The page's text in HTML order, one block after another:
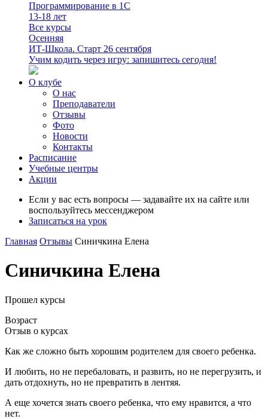
Программирование в 1С
13-18 лет
Все курсы
Осенняя
ИТ-Школа. Старт 26 сентября
Учим кодить через игру: запишитесь сегодня!
О клубе
О нас
Преподаватели
Отзывы
Фото
Новости
Контакты
Расписание
Учебные центры
Акции
Если у вас есть вопросы — задавайте их на сайте или
воспользуйтесь мессенджером
Записаться на урок
Главная Отзывы Синичкина Елена
Синичкина Елена
Прошел курсы
Возраст
Отзыв о курсах
Как же сложно быть хорошим родителем для своего ребенка.
И любить, но не перебаловать, и развить, но не перегрузить, и
дать отдохнуть, но не превратить в лентяя.
А еще хочется знать своего ребенка, что ему нравится, а что
нет.